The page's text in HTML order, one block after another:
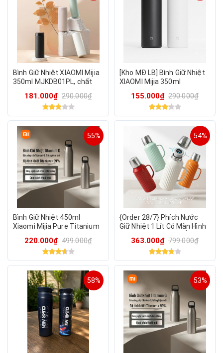
Bình Giữ Nhiệt XIAOMI Mijia
350ml MJKDB01PL, chất
chỉ 170g
181.000₫ 290.000₫
[Kho MĐ LB] Bình Giữ Nhiệt
XIAOMI Mijia 350ml
inox 316 , siêu nhẹ chỉ 170g
155.000₫ 290.000₫
55%
Bình Giữ Nhiệt 450ml
Xiaomi Mijia Pure Titanium
bền & an toàn
220.000₫ 499.000₫
54%
{Order 28/7} Phích Nước
Giữ Nhiệt 1 Lít Có Màn Hình
Cà Phê Inox 304
363.000₫ 799.000₫
58% 53%